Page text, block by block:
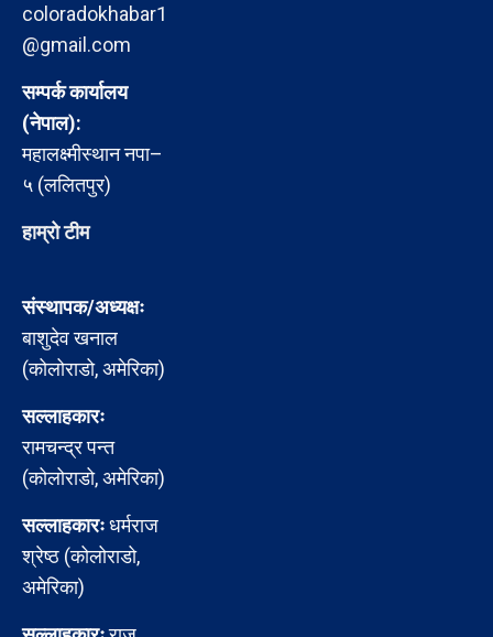
coloradokhabar1
@gmail.com
सम्पर्क कार्यालय
(नेपाल):
महालक्ष्मीस्थान नपा–
५ (ललितपुर)
हाम्रो टीम
संस्थापक/अध्यक्षः
बाशुदेव खनाल
(कोलोराडो, अमेरिका)
सल्लाहकारः
रामचन्द्र पन्त
(कोलोराडो, अमेरिका)
सल्लाहकारःधर्मराज
श्रेष्ठ (कोलोराडो,
अमेरिका)